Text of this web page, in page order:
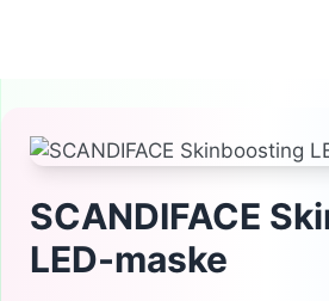
SCANDIFACE
LED-maske